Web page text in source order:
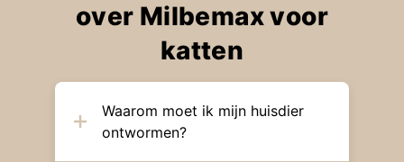
over Milbemax voor
katten
Waarom moet ik mijn huisdier
ontwormen?